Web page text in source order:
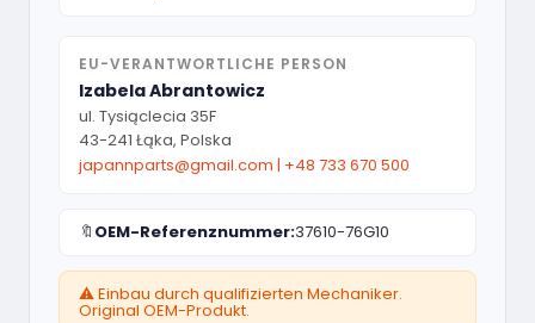
EU-VERANTWORTLICHE PERSON
Izabela Abrantowicz
ul. Tysiąclecia 35F
43-241 Łąka, Polska
japannparts@gmail.com | +48 733 670 500
🔖 OEM-Referenznummer:37610-76G10
⚠️ Einbau durch qualifizierten Mechaniker.
Original OEM-Produkt.